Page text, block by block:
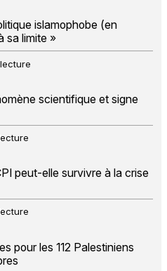
islamophobe (en
sa limite »
scientifique et signe
peut-elle survivre à la crise
pour les 112 Palestiniens